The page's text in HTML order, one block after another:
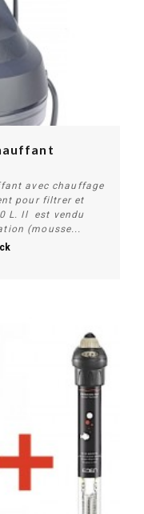
avec chauffage
pour filtrer et
L. Il est vendu
(mousse...